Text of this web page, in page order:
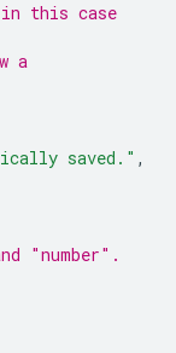
in this case
a
saved." ,
"number".